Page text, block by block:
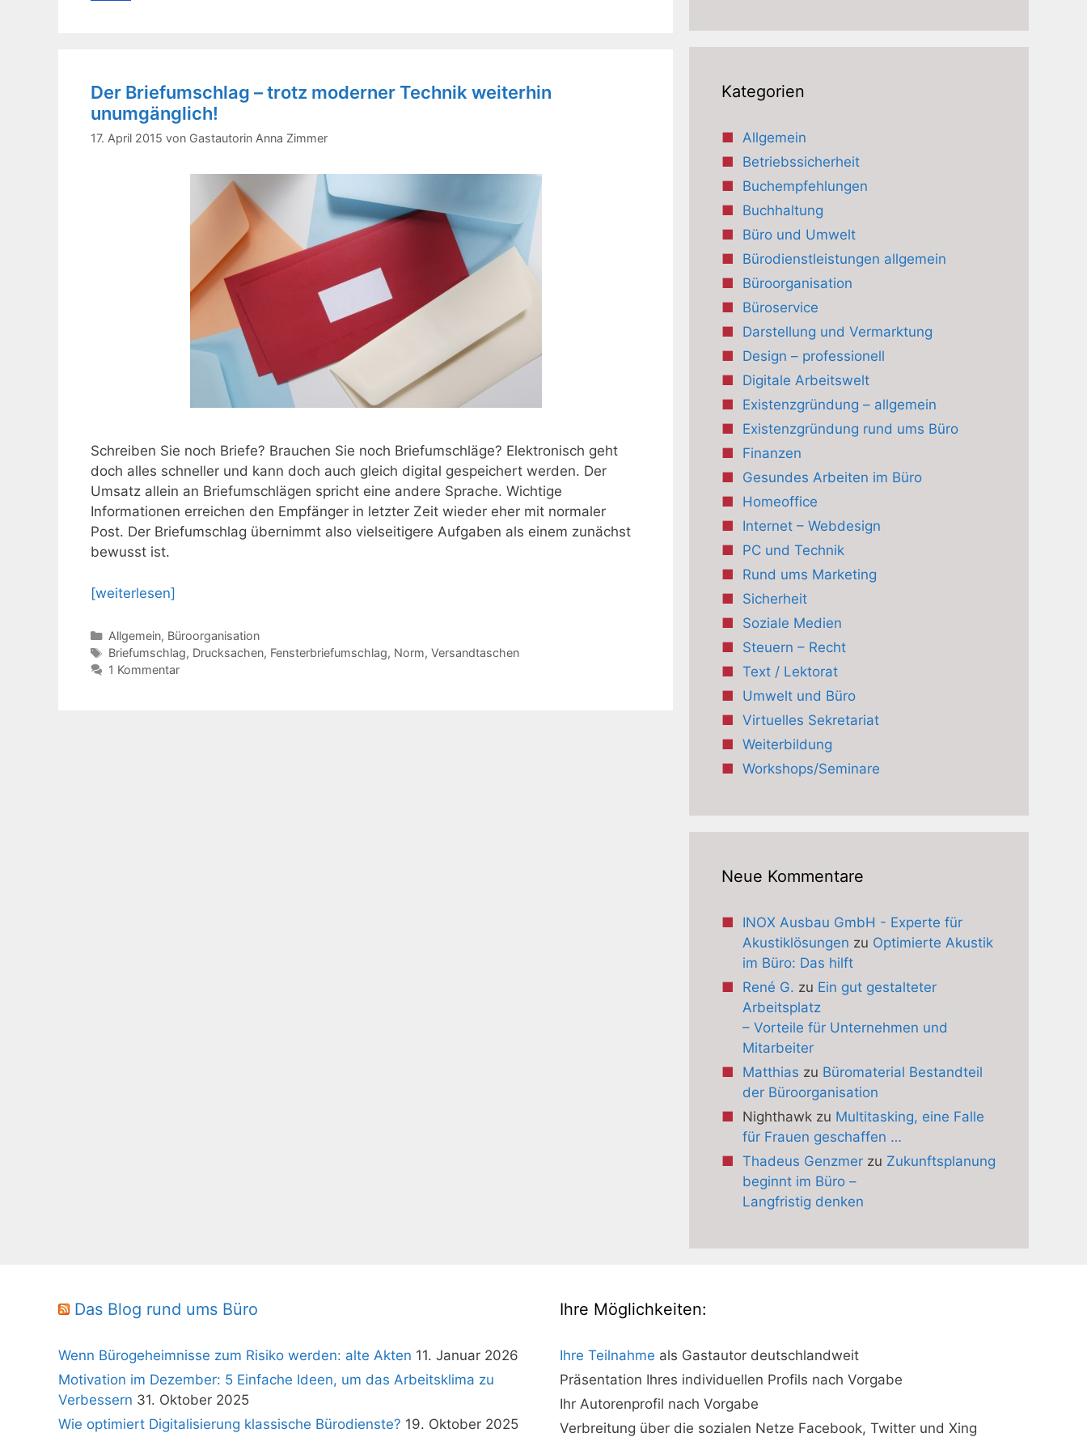
Der Briefumschlag – trotz moderner Technik weiterhin
unumgänglich!
17. April 2015 von Gastautorin Anna Zimmer
Schreiben Sie noch Briefe? Brauchen Sie noch Briefumschläge? Elektronisch geht
doch alles schneller und kann doch auch gleich digital gespeichert werden. Der
Umsatz allein an Briefumschlägen spricht eine andere Sprache. Wichtige
Informationen erreichen den Empfänger in letzter Zeit wieder eher mit normaler
Post. Der Briefumschlag übernimmt also vielseitigere Aufgaben als einem zunächst
bewusst ist.
[weiterlesen]
Kategorien
Allgemein, Büroorganisation
Schlagwörter
Briefumschlag, Drucksachen, Fensterbriefumschlag, Norm, Versandtaschen
1 Kommentar
Kategorien
Allgemein
Betriebssicherheit
Buchempfehlungen
Buchhaltung
Büro und Umwelt
Bürodienstleistungen allgemein
Büroorganisation
Büroservice
Darstellung und Vermarktung
Design – professionell
Digitale Arbeitswelt
Existenzgründung – allgemein
Existenzgründung rund ums Büro
Finanzen
Gesundes Arbeiten im Büro
Homeoffice
Internet – Webdesign
PC und Technik
Rund ums Marketing
Sicherheit
Soziale Medien
Steuern – Recht
Text / Lektorat
Umwelt und Büro
Virtuelles Sekretariat
Weiterbildung
Workshops/Seminare
Neue Kommentare
INOX Ausbau GmbH - Experte für
Akustiklösungen zu Optimierte Akustik
im Büro: Das hilft
René G. zu Ein gut gestalteter
Arbeitsplatz
– Vorteile für Unternehmen und
Mitarbeiter
Matthias zu Büromaterial Bestandteil
der Büroorganisation
Nighthawkzu Multitasking, eine Falle
für Frauen geschaffen …
Thadeus Genzmerzu Zukunftsplanung
beginnt im Büro –
Langfristig denken
Das Blog rund ums Büro
Wenn Bürogeheimnisse zum Risiko werden: alte Akten 11. Januar 2026
Motivation im Dezember: 5 Einfache Ideen, um das Arbeitsklima zu
Verbessern 31. Oktober 2025
Wie optimiert Digitalisierung klassische Bürodienste? 19. Oktober 2025
Ihre Möglichkeiten:
Ihre Teilnahme als Gastautor deutschlandweit
Präsentation Ihres individuellen Profils nach Vorgabe
Ihr Autorenprofil nach Vorgabe
Verbreitung über die sozialen Netze Facebook, Twitter und Xing